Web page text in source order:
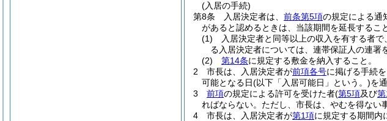
(入居の手続)
第8条
入居決定者は、 前条第5項の規定による通
があると認めるときは、当該期間を延長するこ
(1)
入居決定者と同等以上の収入を有する者
る入居決定者については、連帯保証人の連署
(2)
第14条に規定する敷金を納入すること。
2
市長は、入居決定者が前項各号に掲げる手続
可能となる日(以下「入居可能日」という。)を
3
前項の規定による許可を受けた者(第5項及び
ればならない。 ただし、市長は、やむを得ない
4
市長は、入居決定者が第1項に規定する期間内